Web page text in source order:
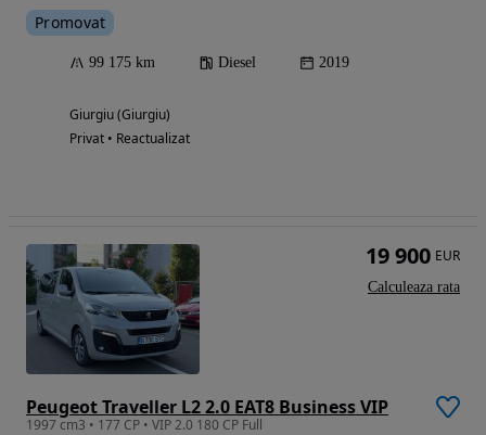
Promovat
99 175 km Diesel 2019
Giurgiu (Giurgiu)
Privat • Reactualizat
Peugeot Traveller L2 2.0 EAT8 Business VIP
1997 cm3 • 177 CP • VIP 2.0 180 CP Full
19 900 EUR
Calculeaza rata